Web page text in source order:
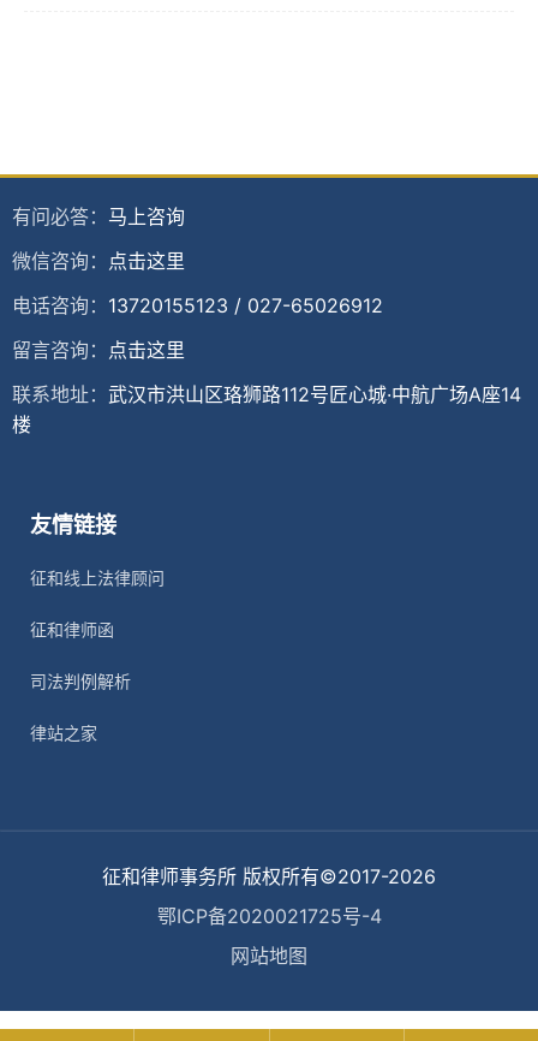
有问必答： 马上咨询
微信咨询： 点击这里
电话咨询： 13720155123 / 027-65026912
留言咨询： 点击这里
联系地址： 武汉市洪山区珞狮路112号匠心城·中航广场A座14
楼
友情链接
征和线上法律顾问
征和律师函
司法判例解析
律站之家
征和律师事务所 版权所有©2017-2026
鄂ICP备2020021725号-4
网站地图